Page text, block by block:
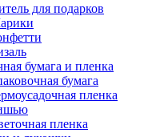
для подарков
бумага и пленка
бумага
пленка
пленка